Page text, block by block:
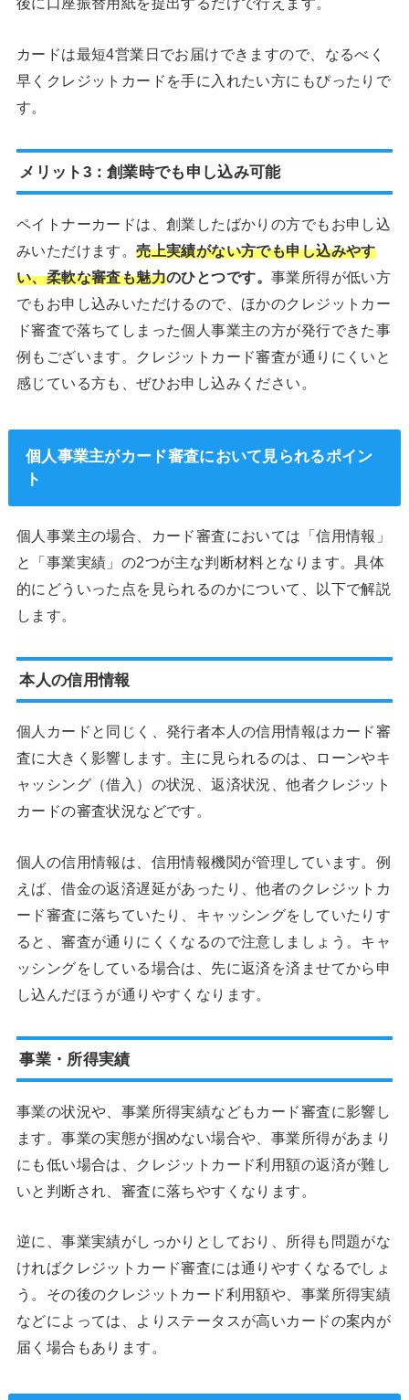
カードは最短4営業日でお届けできますので、なるべく
早くクレジットカードを手に入れたい方にもぴったりで
す。
メリット3：創業時でも申し込み可能
ペイトナーカードは、創業したばかりの方でもお申し込
みいただけます。売上実績がない方でも申し込みやす
い、柔軟な審査も魅力のひとつです。 事業所得が低い方
でもお申し込みいただけるので、ほかのクレジットカー
ド審査で落ちてしまった個人事業主の方が発行できた事
例もございます。クレジットカード審査が通りにくいと
感じている方も、ぜひお申し込みください。
個人事業主がカード審査において見られるポイン
ト
個人事業主の場合、カード審査においては「信用情報」
と「事業実績」の2つが主な判断材料となります。具体
的にどういった点を見られるのかについて、以下で解説
します。
本人の信用情報
個人カードと同じく、発行者本人の信用情報はカード審
査に大きく影響します。主に見られるのは、ローンやキ
ャッシング（借入）の状況、返済状況、他者クレジット
カードの審査状況などです。
個人の信用情報は、信用情報機関が管理しています。例
えば、借金の返済遅延があったり、他者のクレジットカ
ード審査に落ちていたり、キャッシングをしていたりす
ると、審査が通りにくくなるので注意しましょう。キャ
ッシングをしている場合は、先に返済を済ませてから申
し込んだほうが通りやすくなります。
事業・所得実績
事業の状況や、事業所得実績などもカード審査に影響し
ます。事業の実態が掴めない場合や、事業所得があまり
にも低い場合は、クレジットカード利用額の返済が難し
いと判断され、審査に落ちやすくなります。
逆に、事業実績がしっかりとしており、所得も問題がな
ければクレジットカード審査には通りやすくなるでしょ
う。その後のクレジットカード利用額や、事業所得実績
などによっては、よりステータスが高いカードの案内が
届く場合もあります。